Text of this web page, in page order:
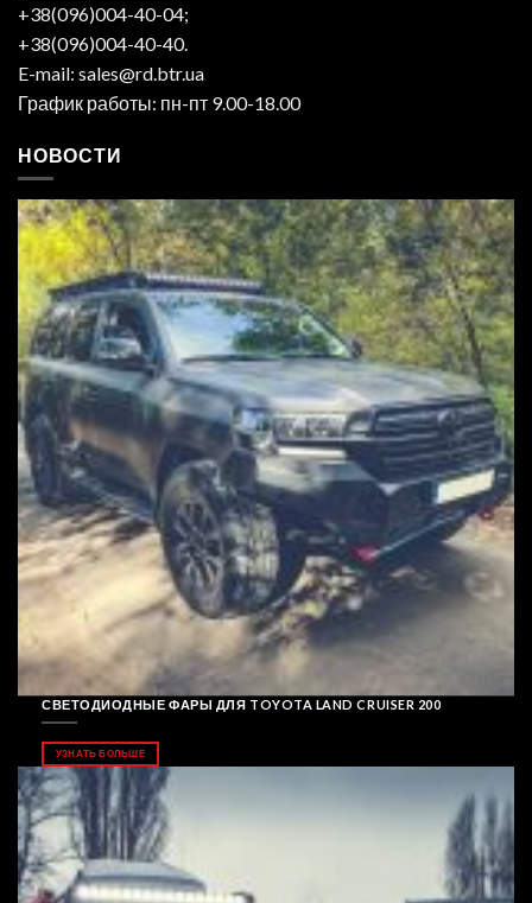
+38(096)004-40-04;
+38(096)004-40-40.
E-mail: sales@rd.btr.ua
График работы: пн-пт 9.00-18.00
НОВОСТИ
СВЕТОДИОДНЫЕ ФАРЫ ДЛЯ TOYOTA LAND CRUISER 200
УЗНАТЬ БОЛЬШЕ